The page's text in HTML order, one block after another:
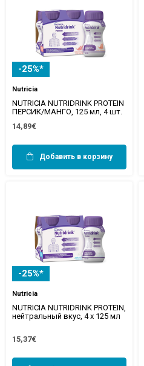
-25%*
Nutricia
NUTRICIA NUTRIDRINK PROTEIN
ПЕРСИК/МАНГО, 125 мл, 4 шт.
14,89€
Добавить в корзину
-25%*
Nutricia
NUTRICIA NUTRIDRINK PROTEIN,
нейтральный вкус, 4 x 125 мл
15,37€